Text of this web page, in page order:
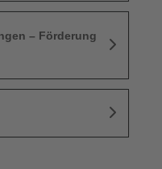
– Förderung